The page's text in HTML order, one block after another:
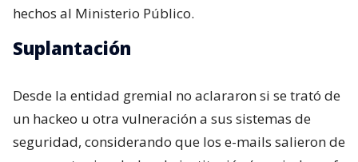
hechos al Ministerio Público.
Suplantación
Desde la entidad gremial no aclararon si se trató de
un hackeo u otra vulneración a sus sistemas de
seguridad, considerando que los e-mails salieron de